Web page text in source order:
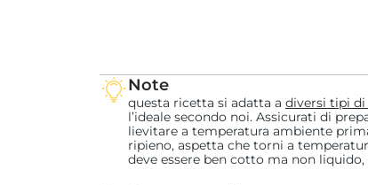
Note
questa ricetta si adatta a diversi tipi
l’ideale secondo noi. Assicurati di
lievitare a temperatura ambiente
ripieno, aspetta che torni a
deve essere ben cotto ma non